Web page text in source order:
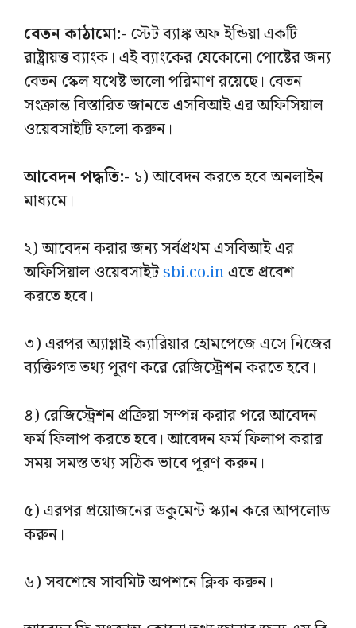
বেতন কাঠামো:- স্টেট ব্যাঙ্ক অফ ইন্ডিয়া একটি
রাষ্ট্রায়ত্ত ব্যাংক। এই ব্যাংকের যেকোনো পোষ্টের জন্য
বেতন স্কেল যথেষ্ট ভালো পরিমাণ রয়েছে। বেতন
সংক্রান্ত বিস্তারিত জানতে এসবিআই এর অফিসিয়াল
ওয়েবসাইটি ফলো করুন।
আবেদন পদ্ধতি:- ১) আবেদন করতে হবে অনলাইন
মাধ্যমে।
২) আবেদন করার জন্য সর্বপ্রথম এসবিআই এর
অফিসিয়াল ওয়েবসাইটsbi.co.inএতে প্রবেশ
করতে হবে।
৩) এরপর অ্যাপ্লাই ক্যারিয়ার হোমপেজে এসে নিজের
ব্যক্তিগত তথ্য পূরণ করে রেজিস্ট্রেশন করতে হবে।
৪) রেজিস্ট্রেশন প্রক্রিয়া সম্পন্ন করার পরে আবেদন
ফর্ম ফিলাপ করতে হবে। আবেদন ফর্ম ফিলাপ করার
সময় সমস্ত তথ্য সঠিক ভাবে পূরণ করুন।
৫) এরপর প্রয়োজনের ডকুমেন্ট স্ক্যান করে আপলোড
করুন।
৬) সবশেষে সাবমিট অপশনে ক্লিক করুন।